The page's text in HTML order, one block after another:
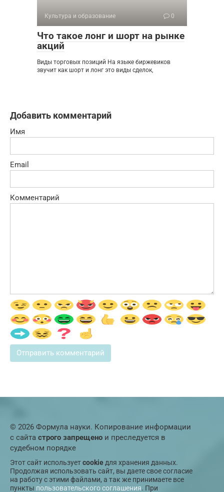
Культура и образование 0
Что такое лонг и шорт на рынке
акций
Виды торговых позиций На языке биржевиков
звучит как шорт и лонг это виды сделок,
Добавить комментарий
Имя
Email
Комментарий
© 2026 Формула науки. Копирование информации
с сайта строго запрещено и преследуется в
судебном порядке
Этот сайт используетcookie для хранения данных.
Продолжая использовать сайт, вы даете свое согласие
на работу с этими файлами, а так же принимаете все
пункты пользовательского соглашения. При